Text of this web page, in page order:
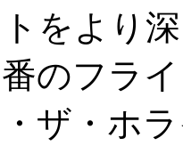
をより
のフラ
ザ・ホ